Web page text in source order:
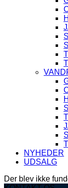
NYHEDER
UDSALG
Der blev ikke